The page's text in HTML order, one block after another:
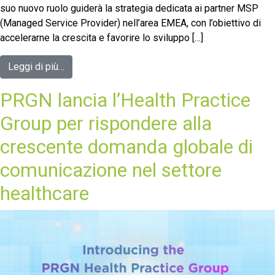
suo nuovo ruolo guiderà la strategia dedicata ai partner MSP
(Managed Service Provider) nell’area EMEA, con l’obiettivo di
accelerarne la crescita e favorire lo sviluppo […]
Leggi di più…
PRGN lancia l’Health Practice
Group per rispondere alla
crescente domanda globale di
comunicazione nel settore
healthcare